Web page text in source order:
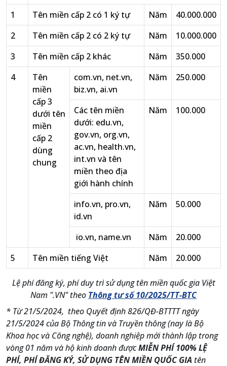
1
Tên miền cấp 2 có 1 ký tự Năm
40.000.000
2
Tên miền cấp 2 có 2 ký tự Năm
10.000.000
3
Tên miền cấp 2 khác Năm
350.000
4
Tên
miền
cấp 3
dưới tên
miền
cấp 2
dùng
chung
com.vn, net.vn,
biz.vn, ai.vn
Năm 250.000
Các tên miền
dưới: edu.vn,
gov.vn, org.vn,
ac.vn, health.vn,
int.vn và tên
miền theo địa
giới hành chính
Năm 100.000
info.vn, pro.vn,
id.vn
Năm 50.000
io.vn, name.vn Năm
20.000
5
Tên miền tiếng Việt Năm 20.000
Lệ phí đăng ký, phí duy trì sử dụng tên miền quốc gia Việt
Nam ".VN" theo Thông tư số 10/2025/TT-BTC
* Từ 21/5/2024, theo Quyết định 826/QĐ-BTTTT ngày
21/5/2024 của Bộ Thông tin và Truyền thông (nay là Bộ
Khoa học và Công nghệ), doanh nghiệp mới thành lập trong
vòng 01 năm và hộ kinh doanh đượcMIỄN PHÍ 100% LỆ
PHÍ, PHÍ ĐĂNG KÝ, SỬ DỤNG TÊN MIỀN QUỐC GIA tên